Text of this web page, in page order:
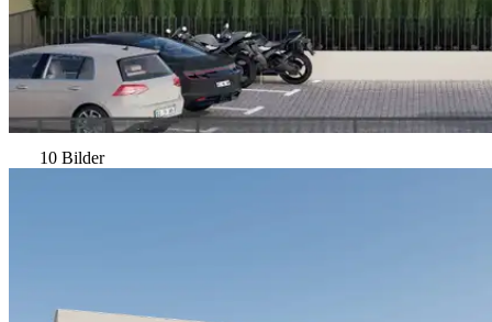
10 Bilder